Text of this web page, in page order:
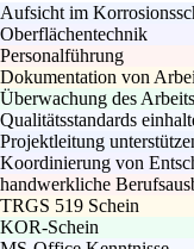
Aufsicht im
Oberflächentechnik
Personalführung
Dokumentation von
Überwachung des
Qualitätsstandards
Projektleitung
Koordinierung von
handwerkliche
TRGS 519 Schein
KOR-Schein